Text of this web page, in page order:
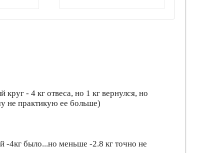
- 4 кг отвеса, но 1 кг вернулся, но
не практикую ее больше)
-4кг было...но меньше -2.8 кг точно не